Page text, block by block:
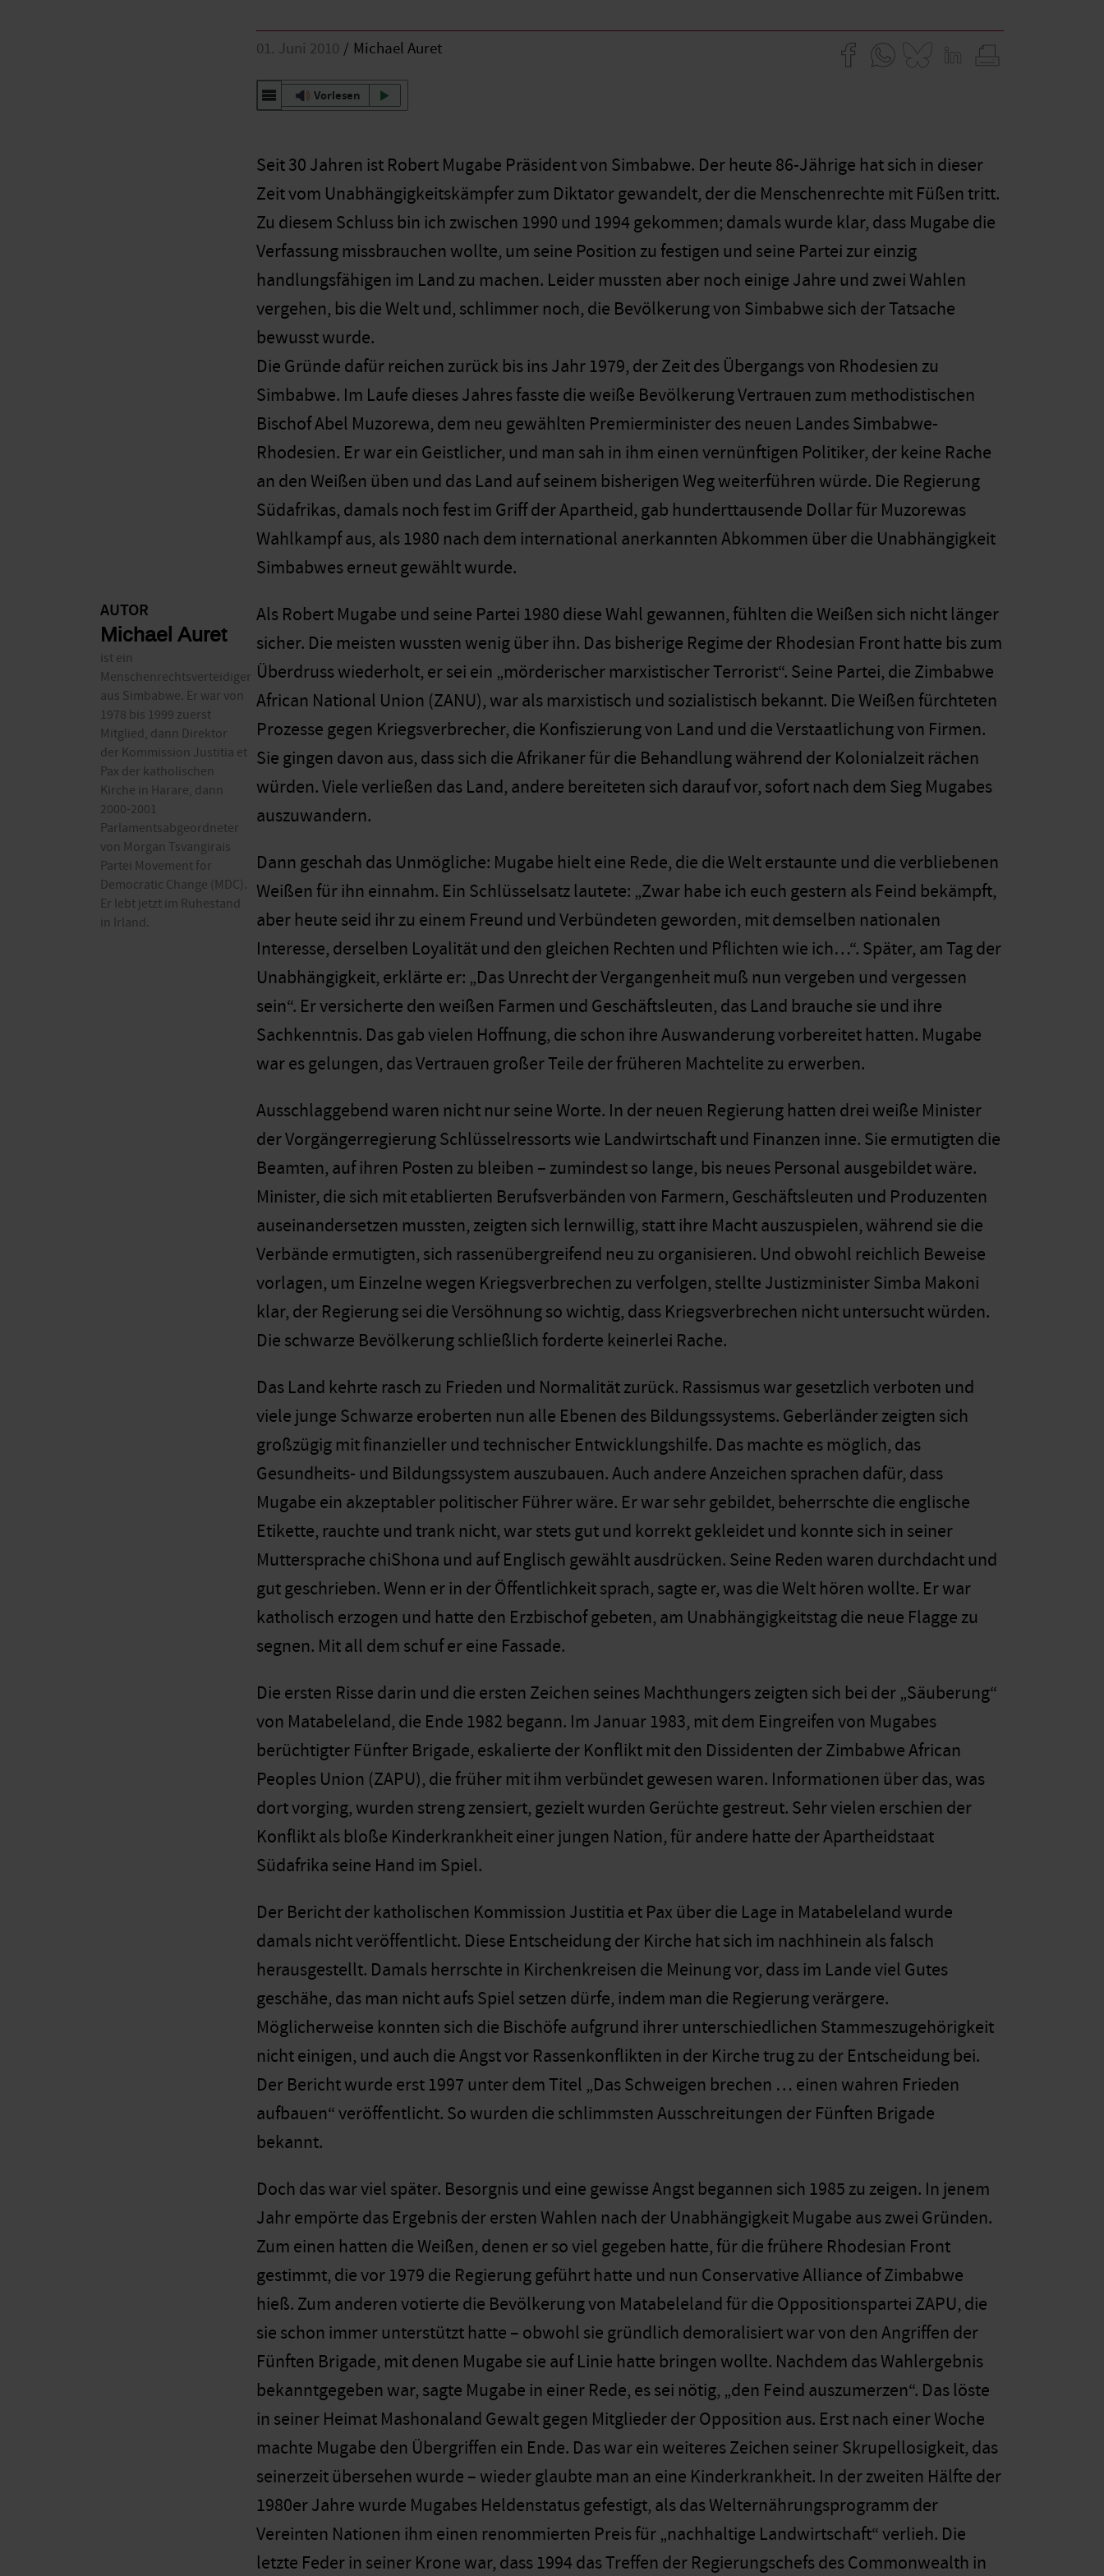
01. Juni 2010 Michael Auret
Vorlesen
Seit 30 Jahren ist Robert Mugabe Präsident von Simbabwe. Der heute 86-Jährige hat sich in dieser
Zeit vom Unabhängigkeitskämpfer zum Diktator gewandelt, der die Menschenrechte mit Füßen tritt.
Zu diesem Schluss bin ich zwischen 1990 und 1994 gekommen; damals wurde klar, dass Mugabe die
Verfassung missbrauchen wollte, um seine Position zu festigen und seine Partei zur einzig
handlungsfähigen im Land zu machen. Leider mussten aber noch einige Jahre und zwei Wahlen
vergehen, bis die Welt und, schlimmer noch, die Bevölkerung von Simbabwe sich der Tatsache
bewusst wurde.
Die Gründe dafür reichen zurück bis ins Jahr 1979, der Zeit des Übergangs von Rhodesien zu
Simbabwe. Im Laufe dieses Jahres fasste die weiße Bevölkerung Vertrauen zum methodistischen
Bischof Abel Muzorewa, dem neu gewählten Premierminister des neuen Landes Simbabwe-
Rhodesien. Er war ein Geistlicher, und man sah in ihm einen vernünftigen Politiker, der keine Rache
an den Weißen üben und das Land auf seinem bisherigen Weg weiterführen würde. Die Regierung
Südafrikas, damals noch fest im Griff der Apartheid, gab hunderttausende Dollar für Muzorewas
Wahlkampf aus, als 1980 nach dem international anerkannten Abkommen über die Unabhängigkeit
Simbabwes erneut gewählt wurde.
AUTOR
Michael Auret
ist ein
Menschenrechtsverteidiger
aus Simbabwe. Er war von
1978 bis 1999 zuerst
Mitglied, dann Direktor
der Kommission Justitia et
Pax der katholischen
Kirche in Harare, dann
2000-2001
Parlamentsabgeordneter
von Morgan Tsvangirais
Partei Movement for
Democratic Change (MDC).
Er lebt jetzt im Ruhestand
in Irland.
Als Robert Mugabe und seine Partei 1980 diese Wahl gewannen, fühlten die Weißen sich nicht länger
sicher. Die meisten wussten wenig über ihn. Das bisherige Regime der Rhodesian Front hatte bis zum
Überdruss wiederholt, er sei ein „mörderischer marxistischer Terrorist“. Seine Partei, die Zimbabwe
African National Union (ZANU), war als marxistisch und sozialistisch bekannt. Die Weißen fürchteten
Prozesse gegen Kriegsverbrecher, die Konfiszierung von Land und die Verstaatlichung von Firmen.
Sie gingen davon aus, dass sich die Afrikaner für die Behandlung während der Kolonialzeit rächen
würden. Viele verließen das Land, andere bereiteten sich darauf vor, sofort nach dem Sieg Mugabes
auszuwandern.
Dann geschah das Unmögliche: Mugabe hielt eine Rede, die die Welt erstaunte und die verbliebenen
Weißen für ihn einnahm. Ein Schlüsselsatz lautete: „Zwar habe ich euch gestern als Feind bekämpft,
aber heute seid ihr zu einem Freund und Verbündeten geworden, mit demselben nationalen
Interesse, derselben Loyalität und den gleichen Rechten und Pflichten wie ich…“. Später, am Tag der
Unabhängigkeit, erklärte er: „Das Unrecht der Vergangenheit muß nun vergeben und vergessen
sein“. Er versicherte den weißen Farmen und Geschäftsleuten, das Land brauche sie und ihre
Sachkenntnis. Das gab vielen Hoffnung, die schon ihre Auswanderung vorbereitet hatten. Mugabe
war es gelungen, das Vertrauen großer Teile der früheren Machtelite zu erwerben.
Ausschlaggebend waren nicht nur seine Worte. In der neuen Regierung hatten drei weiße Minister
der Vorgängerregierung Schlüsselressorts wie Landwirtschaft und Finanzen inne. Sie ermutigten die
Beamten, auf ihren Posten zu bleiben – zumindest so lange, bis neues Personal ausgebildet wäre.
Minister, die sich mit etablierten Berufsverbänden von Farmern, Geschäftsleuten und Produzenten
auseinandersetzen mussten, zeigten sich lernwillig, statt ihre Macht auszuspielen, während sie die
Verbände ermutigten, sich rassenübergreifend neu zu organisieren. Und obwohl reichlich Beweise
vorlagen, um Einzelne wegen Kriegsverbrechen zu verfolgen, stellte Justizminister Simba Makoni
klar, der Regierung sei die Versöhnung so wichtig, dass Kriegsverbrechen nicht untersucht würden.
Die schwarze Bevölkerung schließlich forderte keinerlei Rache.
Das Land kehrte rasch zu Frieden und Normalität zurück. Rassismus war gesetzlich verboten und
viele junge Schwarze eroberten nun alle Ebenen des Bildungssystems. Geberländer zeigten sich
großzügig mit finanzieller und technischer Entwicklungshilfe. Das machte es möglich, das
Gesundheits- und Bildungssystem auszubauen. Auch andere Anzeichen sprachen dafür, dass
Mugabe ein akzeptabler politischer Führer wäre. Er war sehr gebildet, beherrschte die englische
Etikette, rauchte und trank nicht, war stets gut und korrekt gekleidet und konnte sich in seiner
Muttersprache chiShona und auf Englisch gewählt ausdrücken. Seine Reden waren durchdacht und
gut geschrieben. Wenn er in der Öffentlichkeit sprach, sagte er, was die Welt hören wollte. Er war
katholisch erzogen und hatte den Erzbischof gebeten, am Unabhängigkeitstag die neue Flagge zu
segnen. Mit all dem schuf er eine Fassade.
Die ersten Risse darin und die ersten Zeichen seines Machthungers zeigten sich bei der „Säuberung“
von Matabeleland, die Ende 1982 begann. Im Januar 1983, mit dem Eingreifen von Mugabes
berüchtigter Fünfter Brigade, eskalierte der Konflikt mit den Dissidenten der Zimbabwe African
Peoples Union (ZAPU), die früher mit ihm verbündet gewesen waren. Informationen über das, was
dort vorging, wurden streng zensiert, gezielt wurden Gerüchte gestreut. Sehr vielen erschien der
Konflikt als bloße Kinderkrankheit einer jungen Nation, für andere hatte der Apartheidstaat
Südafrika seine Hand im Spiel.
Der Bericht der katholischen Kommission Justitia et Pax über die Lage in Matabeleland wurde
damals nicht veröffentlicht. Diese Entscheidung der Kirche hat sich im nachhinein als falsch
herausgestellt. Damals herrschte in Kirchenkreisen die Meinung vor, dass im Lande viel Gutes
geschähe, das man nicht aufs Spiel setzen dürfe, indem man die Regierung verärgere.
Möglicherweise konnten sich die Bischöfe aufgrund ihrer unterschiedlichen Stammeszugehörigkeit
nicht einigen, und auch die Angst vor Rassenkonflikten in der Kirche trug zu der Entscheidung bei.
Der Bericht wurde erst 1997 unter dem Titel „Das Schweigen brechen … einen wahren Frieden
aufbauen“ veröffentlicht. So wurden die schlimmsten Ausschreitungen der Fünften Brigade
bekannt.
Doch das war viel später. Besorgnis und eine gewisse Angst begannen sich 1985 zu zeigen. In jenem
Jahr empörte das Ergebnis der ersten Wahlen nach der Unabhängigkeit Mugabe aus zwei Gründen.
Zum einen hatten die Weißen, denen er so viel gegeben hatte, für die frühere Rhodesian Front
gestimmt, die vor 1979 die Regierung geführt hatte und nun Conservative Alliance of Zimbabwe
hieß. Zum anderen votierte die Bevölkerung von Matabeleland für die Oppositionspartei ZAPU, die
sie schon immer unterstützt hatte – obwohl sie gründlich demoralisiert war von den Angriffen der
Fünften Brigade, mit denen Mugabe sie auf Linie hatte bringen wollte. Nachdem das Wahlergebnis
bekanntgegeben war, sagte Mugabe in einer Rede, es sei nötig, „den Feind auszumerzen“. Das löste
in seiner Heimat Mashonaland Gewalt gegen Mitglieder der Opposition aus. Erst nach einer Woche
machte Mugabe den Übergriffen ein Ende. Das war ein weiteres Zeichen seiner Skrupellosigkeit, das
seinerzeit übersehen wurde – wieder glaubte man an eine Kinderkrankheit. In der zweiten Hälfte der
1980er Jahre wurde Mugabes Heldenstatus gefestigt, als das Welternährungsprogramm der
Vereinten Nationen ihm einen renommierten Preis für „nachhaltige Landwirtschaft“ verlieh. Die
letzte Feder in seiner Krone war, dass 1994 das Treffen der Regierungschefs des Commonwealth in